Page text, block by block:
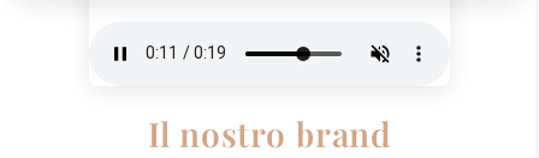
Il nostro brand